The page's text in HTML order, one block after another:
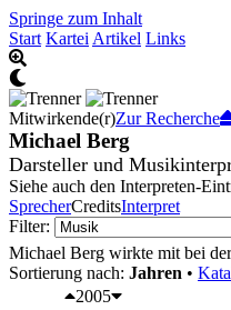
Springe zum Inhalt
Start Kartei Artikel Links
Mitwirkende(r)Zur Recherche
Michael Berg
Darsteller und
Siehe auch den Interpreten-
SprecherCreditsInterpret
Filter:
Michael Berg wirkte mit bei
Sortierung nach: Jahren •
2005